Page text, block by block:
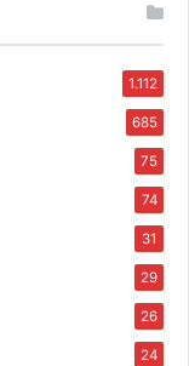
1.112
685
75
74
31
29
26
24